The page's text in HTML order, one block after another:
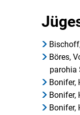
Böres,
parohia
Bonifer,
Bonifer,
Bonifer,